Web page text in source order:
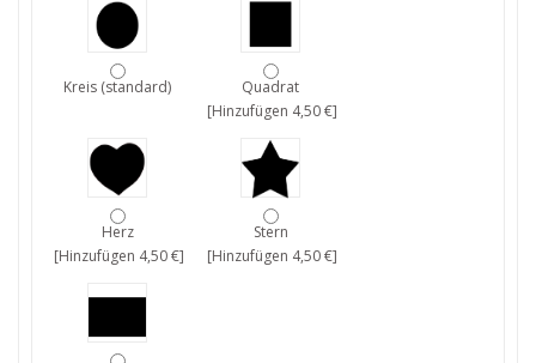
Kreis (standard)
Quadrat
[Hinzufügen 4,50 €]
Herz
[Hinzufügen 4,50 €]
Stern
[Hinzufügen 4,50 €]